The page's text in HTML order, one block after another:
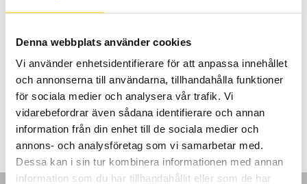
Denna webbplats använder cookies
Vi använder enhetsidentifierare för att anpassa innehållet
och annonserna till användarna, tillhandahålla funktioner
för sociala medier och analysera vår trafik. Vi
vidarebefordrar även sådana identifierare och annan
information från din enhet till de sociala medier och
annons- och analysföretag som vi samarbetar med.
Dessa kan i sin tur kombinera informationen med annan
information som du har tillhandahållit eller som de har
mycket låg fasvridning samt med ett brett frekvensband fås
5,795.00 kr –9,940.00krPrisintervall:
5,795.00 kr
9,940.00 kr
LÄS MER